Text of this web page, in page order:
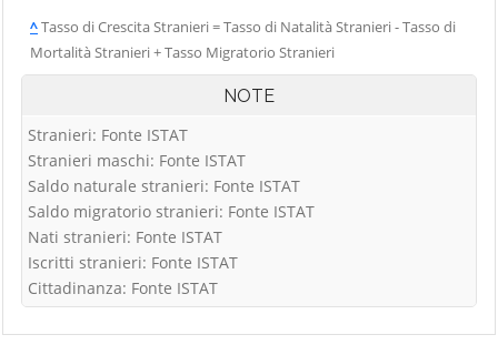
^Tasso di Crescita Stranieri = Tasso di Natalità Stranieri - Tasso di
Mortalità Stranieri + Tasso Migratorio Stranieri
NOTE
Stranieri: Fonte ISTAT
Stranieri maschi: Fonte ISTAT
Saldo naturale stranieri: Fonte ISTAT
Saldo migratorio stranieri: Fonte ISTAT
Nati stranieri: Fonte ISTAT
Iscritti stranieri: Fonte ISTAT
Cittadinanza: Fonte ISTAT